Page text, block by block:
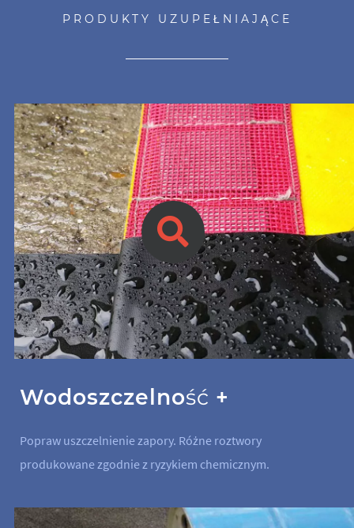
PRODUKTY UZUPEŁNIAJĄCE
Wodoszczelność +
Popraw uszczelnienie zapory. Różne roztwory
produkowane zgodnie z ryzykiem chemicznym.